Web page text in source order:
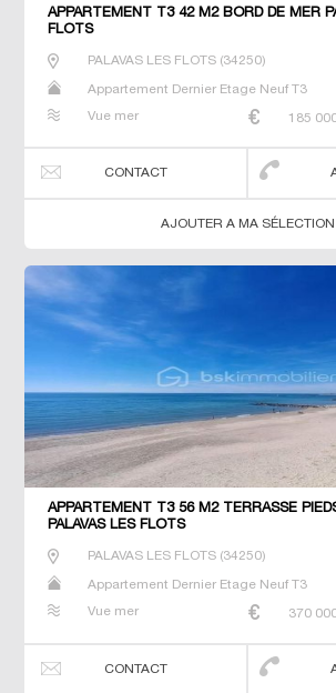
APPARTEMENT T3 42 M2 BORD DE MER
FLOTS
PALAVAS LES FLOTS(34250)
Appartement Dernier Etage Neuf T3
Vue mer 185
CONTACT
AJOUTER A MA SÉLECTION
APPARTEMENT T3 56 M2 TERRASSE
PALAVAS LES FLOTS
PALAVAS LES FLOTS(34250)
Appartement Dernier Etage Neuf T3
Vue mer 370
CONTACT